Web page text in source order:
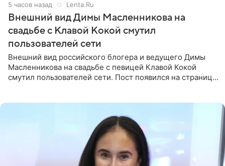
5 часов назад Lenta.Ru
Внешний вид Димы Масленникова на
свадьбе с Клавой Кокой смутил
пользователей сети
Внешний вид российского блогера и ведущего Димы
Масленникова на свадьбе с певицей Клавой Кокой
смутил пользователей сети. Пост появился на странице